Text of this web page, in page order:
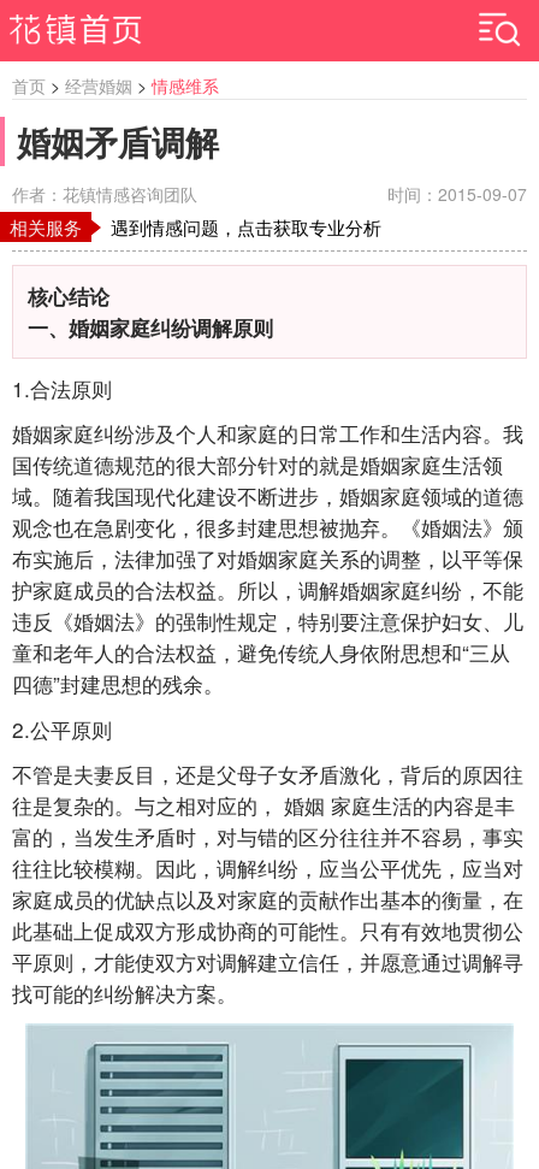
首页 > 经营婚姻 >情感维系
婚姻矛盾调解
作者：花镇情感咨询团队 时间：2015-09-07
相关服务 遇到情感问题，点击获取专业分析
核心结论
一、婚姻家庭纠纷调解原则
1.合法原则
婚姻家庭纠纷涉及个人和家庭的日常工作和生活内容。我
国传统道德规范的很大部分针对的就是婚姻家庭生活领
域。随着我国现代化建设不断进步，婚姻家庭领域的道德
观念也在急剧变化，很多封建思想被抛弃。《婚姻法》颁
布实施后，法律加强了对婚姻家庭关系的调整，以平等保
护家庭成员的合法权益。所以，调解婚姻家庭纠纷，不能
违反《婚姻法》的强制性规定，特别要注意保护妇女、儿
童和老年人的合法权益，避免传统人身依附思想和“三从
四德”封建思想的残余。
2.公平原则
不管是夫妻反目，还是父母子女矛盾激化，背后的原因往
往是复杂的。与之相对应的， 婚姻 家庭生活的内容是丰
富的，当发生矛盾时，对与错的区分往往并不容易，事实
往往比较模糊。因此，调解纠纷，应当公平优先，应当对
家庭成员的优缺点以及对家庭的贡献作出基本的衡量，在
此基础上促成双方形成协商的可能性。只有有效地贯彻公
平原则，才能使双方对调解建立信任，并愿意通过调解寻
找可能的纠纷解决方案。